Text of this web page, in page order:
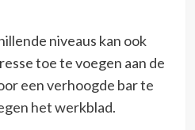
niveaus kan ook
toe te voegen aan de
een verhoogde bar te
het werkblad.